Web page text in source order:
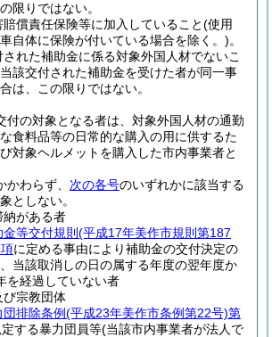
限りではない。
賠償責任保険等に加入していること(使用
自体に保険が付いている場合を除く。)。
れた補助金に係る対象外国人材でないこ
該交付された補助金を受けた者が同一事
は、この限りではない。
付の対象となる者は、対象外国人材の通勤
食料品等の日常的な購入の用に供するた
対象ヘルメットを購入した市内事業者と
かわらず、 次の各号のいずれかに該当する
としない。
納がある者
等交付規則 (平成17年美作市規則第187
に定める事由により補助金の交付決定の
当該取消しの日の属する年度の翌年度か
を経過していない者
び宗教団体
排除条例(平成23年美作市条例第22号)第
する暴力団員等(当該市内事業者が法人で